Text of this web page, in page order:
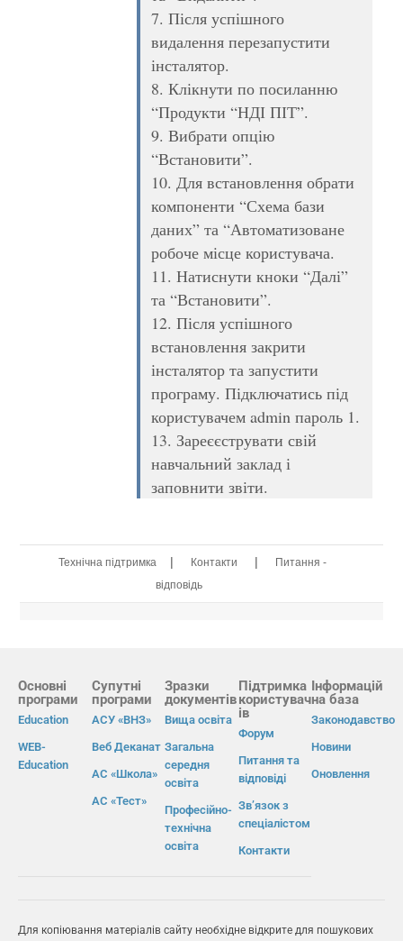
7. Після успішного
видалення перезапустити
інсталятор.
8. Клікнути по посиланню
“Продукти “НДІ ПІТ”.
9. Вибрати опцію
“Встановити”.
10. Для встановлення обрати
компоненти “Схема бази
даних” та “Автоматизоване
робоче місце користувача.
11. Натиснути кноки “Далі”
та “Встановити”.
12. Після успішного
встановлення закрити
інсталятор та запустити
програму. Підключатись під
користувачем admin пароль 1.
13. Зареєєструвати свій
навчальний заклад і
заповнити звіти.
Технічна підтримка | Контакти |
Питання -
відповідь
Основні
програми
Education
WEB-
Education
Супутні
програми
АСУ «ВНЗ»
Веб Деканат
АС «Школа»
АС «Тест»
Зразки
документів
Вища освіта
Загальна
середня
освіта
Професійно-
технічна
освіта
Підтримка
користувач
ів
Форум
Питання та
відповіді
Зв’язок з
спеціалістом
Контакти
Інформацій
на база
Законодавство
Новини
Оновлення
Для копіювання матеріалів сайту необхідне відкрите для пошукових